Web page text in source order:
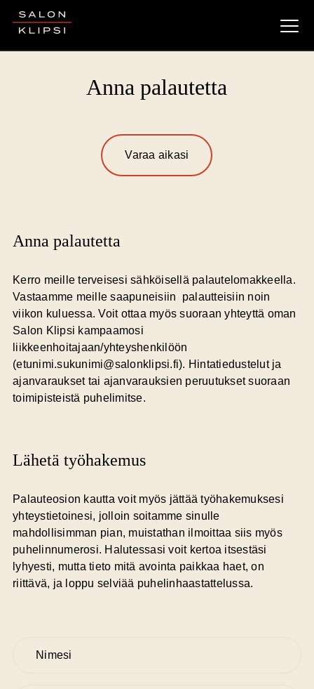
Salon Klipsi
Anna palautetta
Varaa aikasi
Anna palautetta
Kerro meille terveisesi sähköisellä palautelomakkeella.
Vastaamme meille saapuneisiin palautteisiin noin
viikon kuluessa. Voit ottaa myös suoraan yhteyttä oman
Salon Klipsi kampaamosi
liikkeenhoitajaan/yhteyshenkilöön
(etunimi.sukunimi@salonklipsi.fi). Hintatiedustelut ja
ajanvaraukset tai ajanvarauksien peruutukset suoraan
toimipisteistä puhelimitse.
Lähetä työhakemus
Palauteosion kautta voit myös jättää työhakemuksesi
yhteystietoinesi, jolloin soitamme sinulle
mahdollisimman pian, muistathan ilmoittaa siis myös
puhelinnumerosi. Halutessasi voit kertoa itsestäsi
lyhyesti, mutta tieto mitä avointa paikkaa haet, on
riittävä, ja loppu selviää puhelinhaastattelussa.